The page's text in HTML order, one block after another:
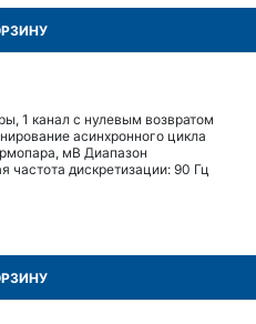
1 канал с нулевым возвратом
асинхронного цикла
мВ Диапазон
дискретизации: 90 Гц